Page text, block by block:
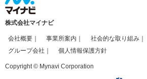
株式会社マイナビ
会社概要 事業所案内 社会的な取り組み
グループ会社
個人情報保護方針
Copyright © Mynavi Corporation